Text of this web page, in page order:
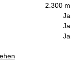
2.300 m
Ja
Ja
Ja